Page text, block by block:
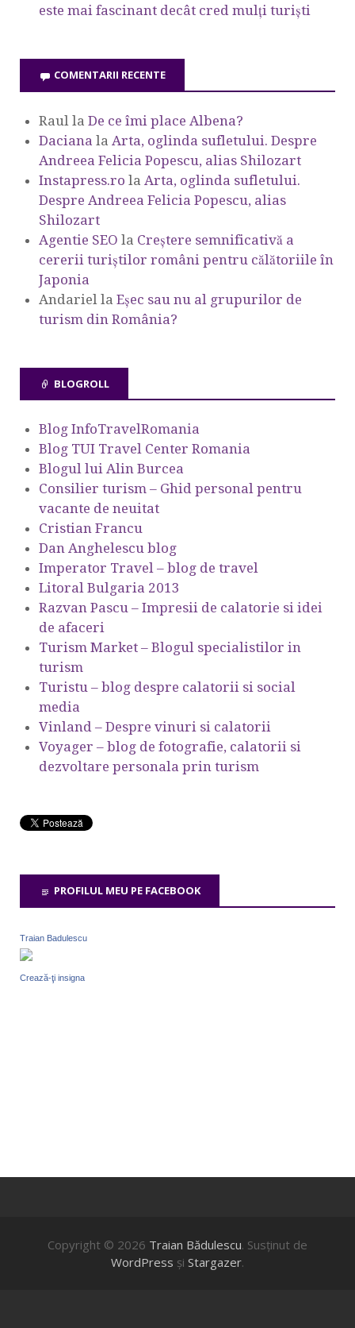
este mai fascinant decât cred mulți turiști
COMENTARII RECENTE
Raul la De ce îmi place Albena?
Daciana la Arta, oglinda sufletului. Despre
Andreea Felicia Popescu, alias Shilozart
Instapress.ro la Arta, oglinda sufletului.
Despre Andreea Felicia Popescu, alias
Shilozart
Agentie SEO la Creștere semnificativă a
cererii turiștilor români pentru călătoriile în
Japonia
Andariel la Eşec sau nu al grupurilor de
turism din România?
BLOGROLL
Blog InfoTravelRomania
Blog TUI Travel Center Romania
Blogul lui Alin Burcea
Consilier turism – Ghid personal pentru
vacante de neuitat
Cristian Francu
Dan Anghelescu blog
Imperator Travel – blog de travel
Litoral Bulgaria 2013
Razvan Pascu – Impresii de calatorie si idei
de afaceri
Turism Market – Blogul specialistilor in
turism
Turistu – blog despre calatorii si social
media
Vinland – Despre vinuri si calatorii
Voyager – blog de fotografie, calatorii si
dezvoltare personala prin turism
PROFILUL MEU PE FACEBOOK
Traian Badulescu
Crează-ţi insigna
Copyright © 2026 Traian Bădulescu. Susţinut de
WordPress şi Stargazer.